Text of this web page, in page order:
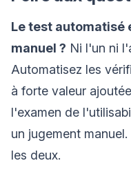
Le test automatisé
manuel ? Ni l'un ni
Automatisez les
à forte valeur
l'examen de
un jugement
les deux.